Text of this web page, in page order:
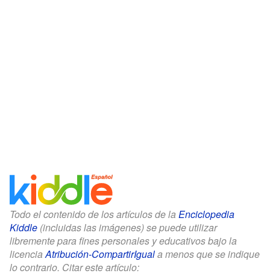
Todo el contenido de los artículos de la Enciclopedia
Kiddle (incluidas las imágenes) se puede utilizar
libremente para fines personales y educativos bajo la
licenciaAtribución-CompartirIguala menos que se indique
lo contrario. Citar este artículo: